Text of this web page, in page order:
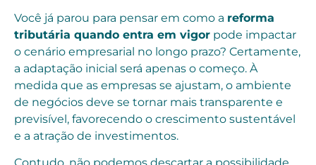
Você já parou para pensar em como a reforma
tributária quando entra em vigor pode impactar
o cenário empresarial no longo prazo? Certamente,
a adaptação inicial será apenas o começo. À
medida que as empresas se ajustam, o ambiente
de negócios deve se tornar mais transparente e
previsível, favorecendo o crescimento sustentável
e a atração de investimentos.